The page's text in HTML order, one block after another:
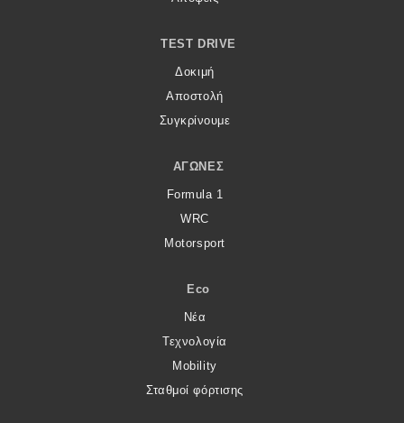
TEST DRIVE
Δοκιμή
Αποστολή
Συγκρίνουμε
ΑΓΏΝΕΣ
Formula 1
WRC
Motorsport
Eco
Νέα
Τεχνολογία
Mobility
Σταθμοί φόρτισης